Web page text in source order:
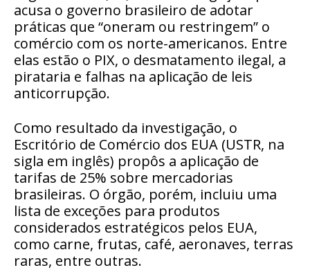
acusa o governo brasileiro de adotar
práticas que “oneram ou restringem” o
comércio com os norte-americanos. Entre
elas estão o PIX, o desmatamento ilegal, a
pirataria e falhas na aplicação de leis
anticorrupção.
Como resultado da investigação, o
Escritório de Comércio dos EUA (USTR, na
sigla em inglês) propôs a aplicação de
tarifas de 25% sobre mercadorias
brasileiras. O órgão, porém, incluiu uma
lista de exceções para produtos
considerados estratégicos pelos EUA,
como carne, frutas, café, aeronaves, terras
raras, entre outras.